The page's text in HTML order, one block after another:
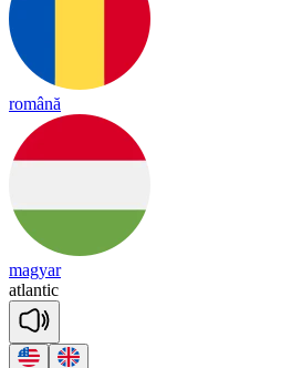
română
magyar
atlantic